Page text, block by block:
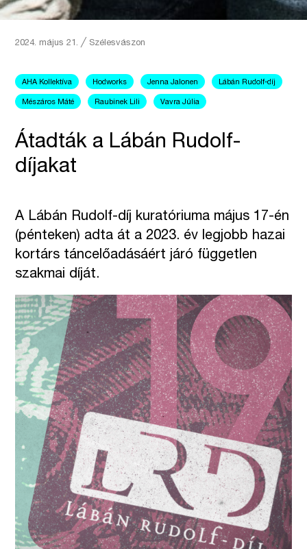
2024. május 21.╱ Szélesvászon
AHA Kollektíva Hodworks Jenna Jalonen Lábán Rudolf-díj
Mészáros Máté Raubinek Lili Vavra Júlia
Átadták a Lábán Rudolf-
díjakat
A Lábán Rudolf-díj kuratóriuma május 17-én
(pénteken) adta át a 2023. év legjobb hazai
kortárs táncelőadásáért járó független
szakmai díját.